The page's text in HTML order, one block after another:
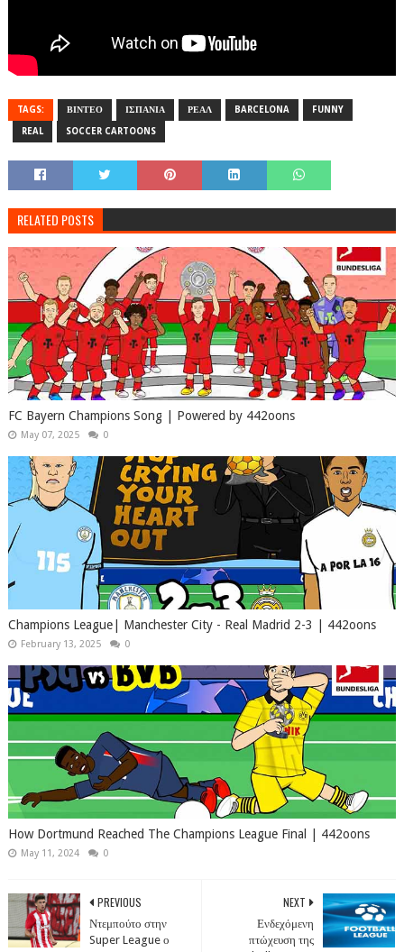
TAGS: ΒΙΝΤΕΟ ΙΣΠΑΝΙΑ ΡΕΑΛ BARCELONA FUNNY
REAL SOCCER CARTOONS
RELATED POSTS
FC Bayern Champions Song | Powered by 442oons
May 07, 2025 0
Champions League| Manchester City - Real Madrid 2-3 | 442oons
February 13, 2025 0
How Dortmund Reached The Champions League Final | 442oons
May 11, 2024 0
NEXT
Ενδεχόμενη
πτώχευση της
PREVIOUS
Ντεμπούτο στην
Super League ο